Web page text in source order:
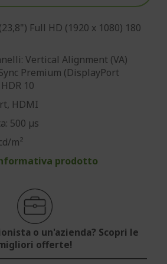
Full HD (1920 x 1080) 180
Vertical Alignment (VA)
Premium (DisplayPort
10
HDMI
500 µs
m²
prodotto
o un'azienda? Scopri le
offerte!